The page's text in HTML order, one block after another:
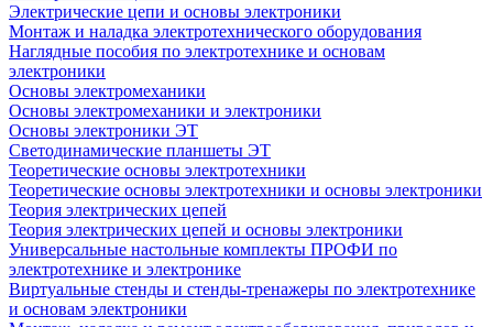
Электрические цепи и основы электроники
Монтаж и наладка электротехнического оборудования
Наглядные пособия по электротехнике и основам
электроники
Основы электромеханики
Основы электромеханики и электроники
Основы электроники ЭТ
Светодинамические планшеты ЭТ
Теоретические основы электротехники
Теоретические основы электротехники и основы электроники
Теория электрических цепей
Теория электрических цепей и основы электроники
Универсальные настольные комплекты ПРОФИ по
электротехнике и электронике
Виртуальные стенды и стенды-тренажеры по электротехнике
и основам электроники